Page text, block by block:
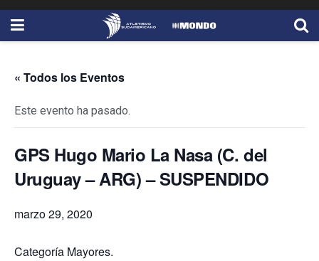
« Todos los Eventos
Este evento ha pasado.
GPS Hugo Mario La Nasa (C. del
Uruguay – ARG) – SUSPENDIDO
marzo 29, 2020
Categoría Mayores.